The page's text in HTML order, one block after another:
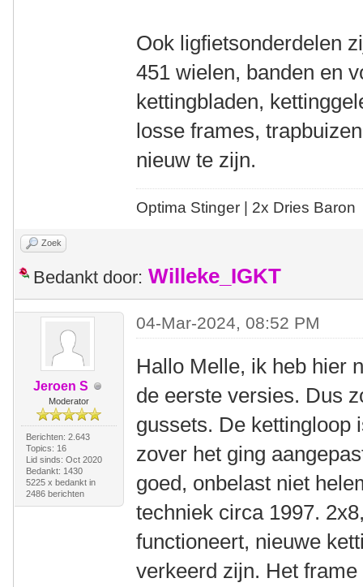
Ook ligfietsonderdelen
451 wielen, banden en
kettingbladen,
losse frames,
nieuw te zijn.
Optima Stinger | 2x Dries Baron
Zoek
Bedankt door: Willeke_IGKT
Jeroen S
Moderator
Berichten: 2.643
Topics: 16
Lid sinds: Oct 2020
Bedankt: 1430
5225 x bedankt in
2486 berichten
04-Mar-2024, 08:52 PM
Hallo Melle, ik heb hier
de eerste versies. Dus
gussets. De kettingloop
zover het ging
goed, onbelast niet
techniek circa 1997.
functioneert, nieuwe
verkeerd zijn. Het